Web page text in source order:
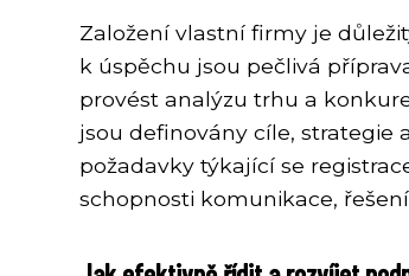
Založení vlastní firmy je
k úspěchu jsou pečlivá
provést analýzu trhu a
jsou definovány cíle, strategie
požadavky týkající se
schopnosti komunikace,